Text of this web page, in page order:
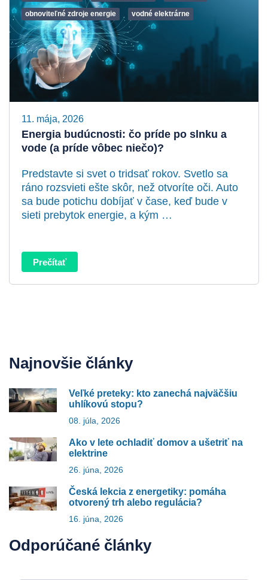
obnoviteľné zdroje energie vodné elektrárne
11. mája, 2026
Energia budúcnosti: čo príde po slnku a
vode (a príde vôbec niečo)?
Predstavte si svet o tridsať rokov. Svetlo sa
ráno rozsvieti ešte skôr, než otvoríte oči. Auto
sa bude potichu dobíjať v čase, keď bude v
sieti prebytok energie, a kým …
Prečítať
Najnovšie články
Veľké preteky: kto zanechá najväčšiu
uhlíkovú stopu?
08. júla, 2026
Ako v lete ochladiť domov a ušetriť na
elektrine
26. júna, 2026
Česká lekcia z energetiky: pomáha
otvorený trh alebo regulácia?
16. júna, 2026
Odporúčané články